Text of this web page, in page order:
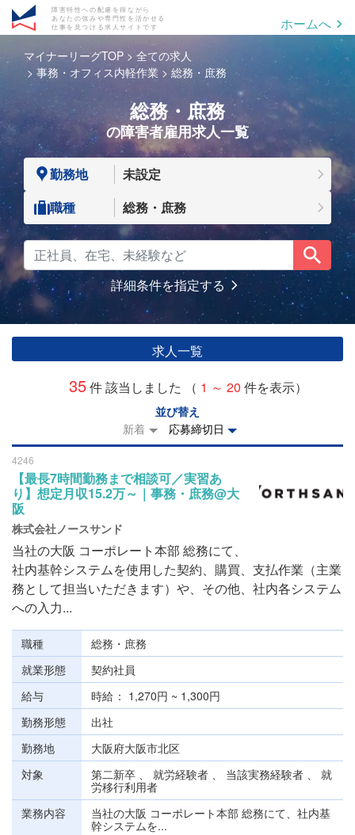
障害特性への配慮を得ながら
あなたの強みや専門性を活かせる
仕事を見つける求人サイトです
ホームへ
マイナーリーグTOP
全ての求人
事務・オフィス内軽作業
総務・庶務
総務・庶務
の障害者雇用求人一覧
勤務地
未設定
職種
総務・庶務
詳細条件を指定する
求人一覧
35件 該当しました （ 1 ～ 20 件を表示）
並び替え
新着
応募締切日
4246
【最長7時間勤務まで相談可／実習あ
り】想定月収15.2万～｜事務・庶務@大
阪
株式会社ノースサンド
当社の大阪 コーポレート本部 総務にて、
社内基幹システムを使用した契約、購買、支払作業（主業
務として担当いただきます）や、その他、社内各システム
への入力...
職種
総務・庶務
就業形態
契約社員
給与
時給
1,270円 ~ 1,300円
勤務形態
出社
勤務地
大阪府大阪市北区
対象
第二新卒 、 就労経験者 、 当該実務経験者 、 就
労移行利用者
業務内容
当社の大阪 コーポレート本部 総務にて、社内基
幹システムを...